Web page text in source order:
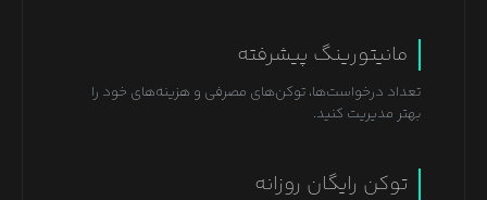
مانیتورینگ پیشرفته
تعداد درخواست‌ها، توکن‌های مصرفی و هزینه‌های خود را
بهتر مدیریت کنید.
توکن رایگان روزانه